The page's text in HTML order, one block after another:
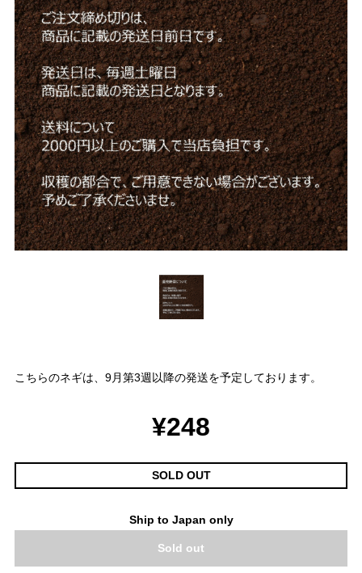
こちらのネギは、9月第3週以降の発送を予定しております。
¥248
SOLD OUT
Ship to Japan only
Sold out